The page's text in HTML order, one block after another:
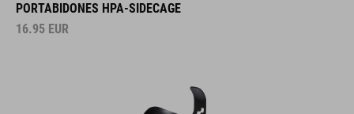
PORTABIDONES HPA-SIDECAGE
16.95 EUR